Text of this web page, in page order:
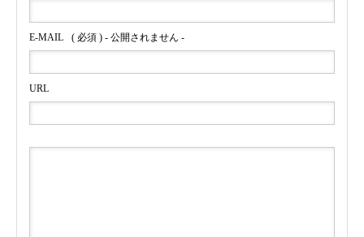
E-MAIL ( 必須 ) - 公開されません -
URL